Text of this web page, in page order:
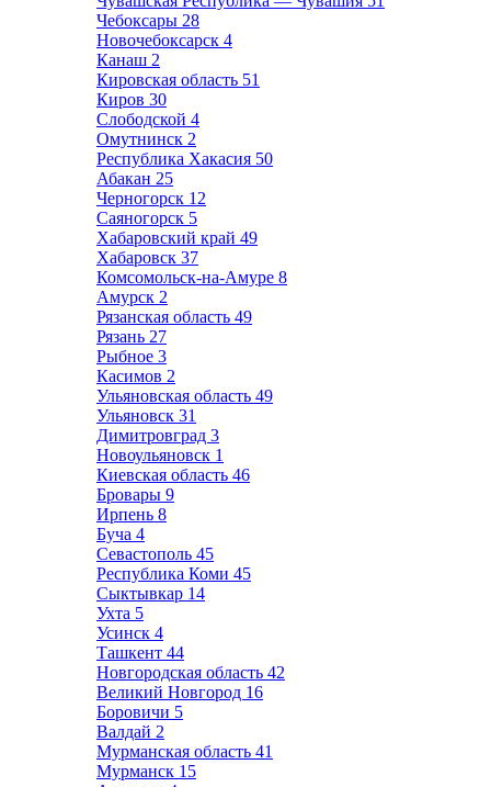
Чебоксары 28
Новочебоксарск 4
Канаш 2
Кировская область 51
Киров 30
Слободской 4
Омутнинск 2
Республика Хакасия 50
Абакан 25
Черногорск 12
Саяногорск 5
Хабаровский край 49
Хабаровск 37
Комсомольск-на-Амуре 8
Амурск 2
Рязанская область 49
Рязань 27
Рыбное 3
Касимов 2
Ульяновская область 49
Ульяновск 31
Димитровград 3
Новоульяновск 1
Киевская область 46
Бровары 9
Ирпень 8
Буча 4
Севастополь 45
Республика Коми 45
Сыктывкар 14
Ухта 5
Усинск 4
Ташкент 44
Новгородская область 42
Великий Новгород 16
Боровичи 5
Валдай 2
Мурманская область 41
Мурманск 15